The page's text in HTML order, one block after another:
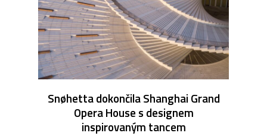
Snøhetta dokončila Shanghai Grand
Opera House s designem
inspirovaným tancem